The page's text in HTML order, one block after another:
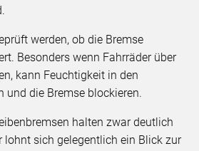
werden, ob die Bremse
Besonders wenn Fahrräder über
kann Feuchtigkeit in den
und die Bremse blockieren.
halten zwar deutlich
lohnt sich gelegentlich ein Blick zur